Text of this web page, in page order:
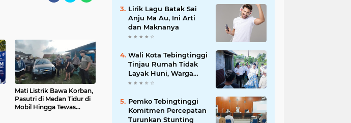
Mati Listrik Bawa Korban,
Pasutri di Medan Tidur di
Mobil Hingga Tewas
Tebingtinggi
Lirik Lagu Batak Sai
Anju Ma Au, Ini Arti
dan Maknanya
Wali Kota Tebingtinggi
Tinjau Rumah Tidak
Layak Huni, Warga
Sampaikan Apresiasi
Pemko Tebingtinggi
Komitmen Percepatan
Turunkan Stunting